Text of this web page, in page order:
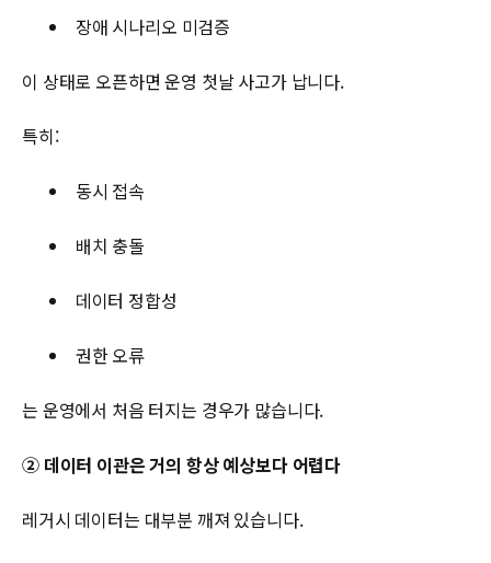
장애 시나리오 미검증
이 상태로 오픈하면 운영 첫날 사고가 납니다.
특히:
동시 접속
배치 충돌
데이터 정합성
권한 오류
는 운영에서 처음 터지는 경우가 많습니다.
② 데이터 이관은 거의 항상 예상보다 어렵다
레거시 데이터는 대부분 깨져 있습니다.